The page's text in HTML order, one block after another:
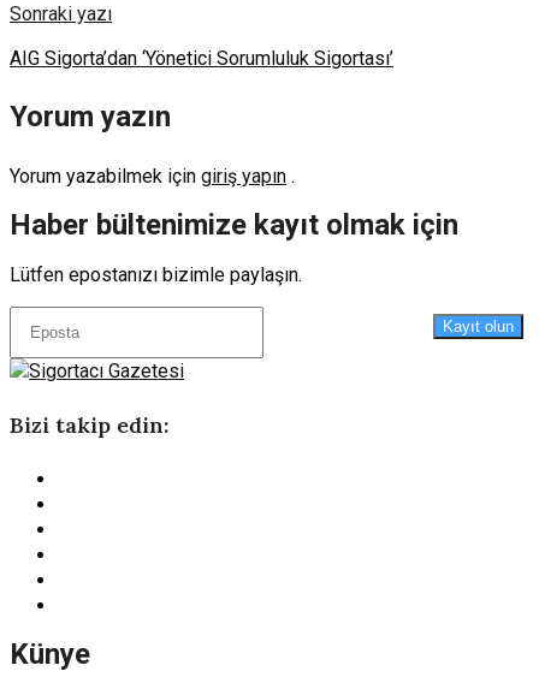
Sonraki yazı
AIG Sigorta’dan ‘Yönetici Sorumluluk Sigortası’
Yorum yazın
Yorum yazabilmek için giriş yapın .
Haber bültenimize kayıt olmak için
Lütfen epostanızı bizimle paylaşın.
Kayıt olun
Bizi takip edin:
Künye